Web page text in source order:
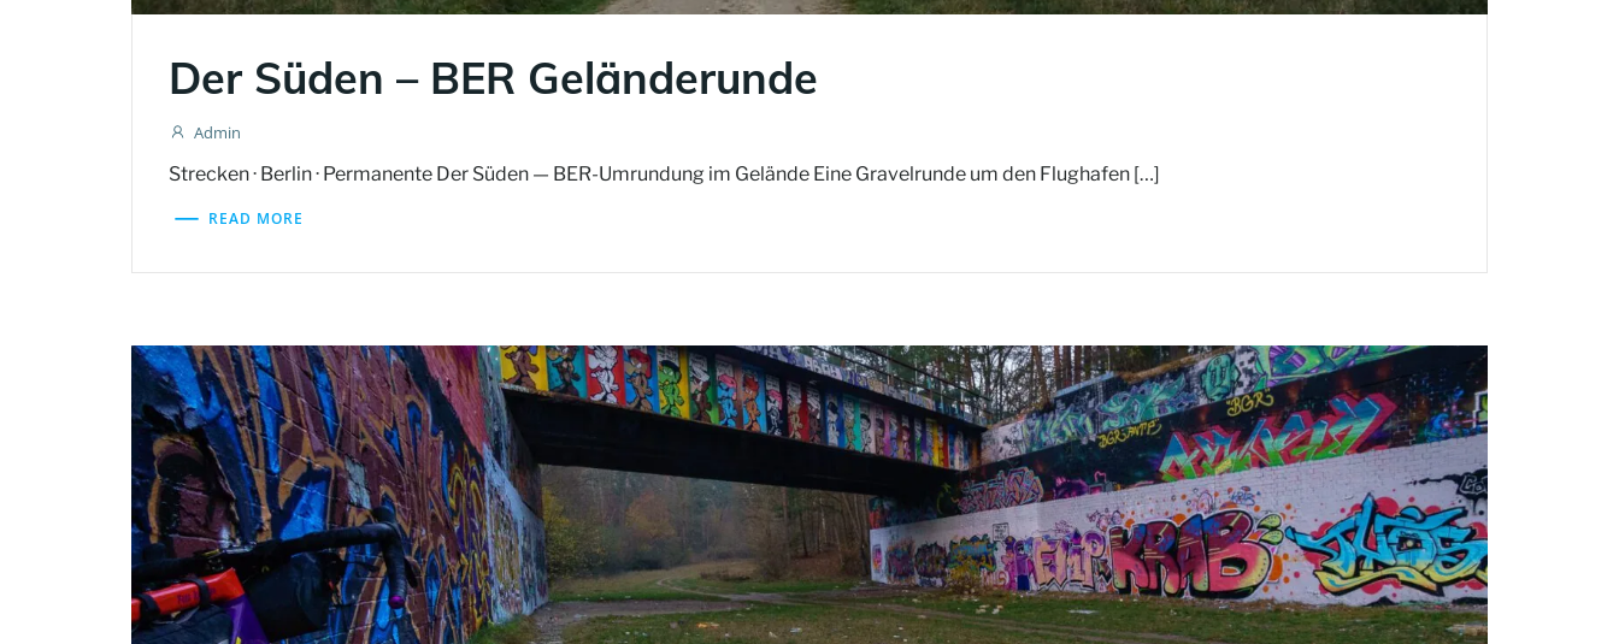
Der Süden – BER Geländerunde
Admin
Strecken · Berlin · Permanente Der Süden — BER-Umrundung im Gelände Eine Gravelrunde um den Flughafen […]
READ MORE